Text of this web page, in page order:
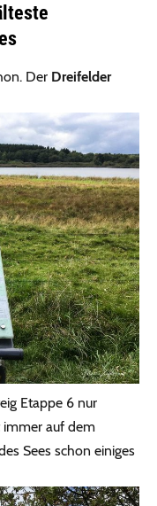
Der Dreifelder
Etappe 6 nur
immer auf dem
Sees schon einiges